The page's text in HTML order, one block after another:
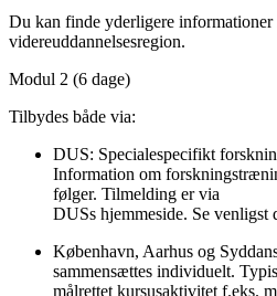
Du kan finde yderligere informationer
videreuddannelsesregion.
Modul 2 (6 dage)
Tilbydes både via:
DUS: Specialespecifikt
Information om
følger. Tilmelding er via
DUSs hjemmeside. Se venligst
København, Aarhus og
sammensættes individuelt.
målrettet kursusaktivitet f.eks.